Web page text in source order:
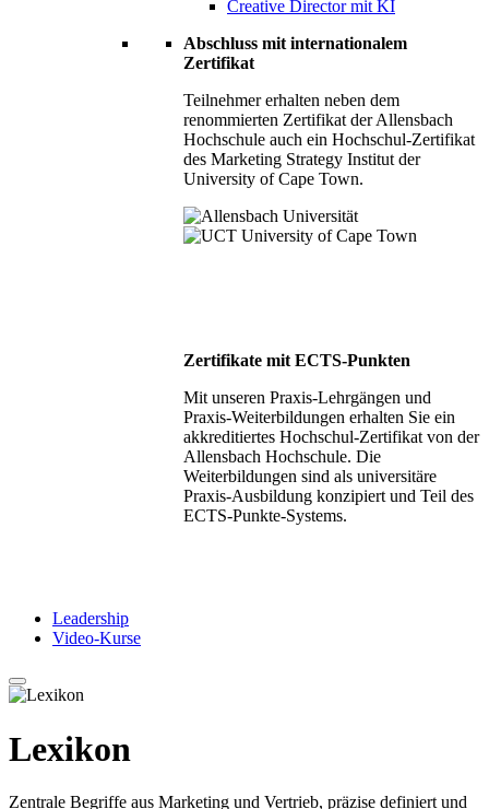
Creative Director mit KI
Abschluss mit internationalem
Zertifikat
Teilnehmer erhalten neben dem
renommierten Zertifikat der Allensbach
Hochschule auch ein Hochschul-Zertifikat
des Marketing Strategy Institut der
University of Cape Town.
Zertifikate mit ECTS-Punkten
Mit unseren Praxis-Lehrgängen und
Praxis-Weiterbildungen erhalten Sie ein
akkreditiertes Hochschul-Zertifikat von der
Allensbach Hochschule. Die
Weiterbildungen sind als universitäre
Praxis-Ausbildung konzipiert und Teil des
ECTS-Punkte-Systems.
Leadership
Video-Kurse
Lexikon
Zentrale Begriffe aus Marketing und Vertrieb, präzise definiert und